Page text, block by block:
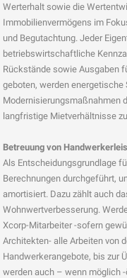
Werterhalt sowie die
Immobilienvermögens im
und Begutachtung. Jeder
betriebswirtschaftliche
Rückstände sowie Ausgaben
geboten, werden energetische
Modernisierungsmaßnahmen
langfristige Mietverhältnisse
Betreuung von
Als Entscheidungsgrundlage
Berechnungen durchgeführt,
amortisiert. Dazu zählt auch
Wohnwertverbesserung.
Xcorp-Mitarbeiter -sofern
Architekten- alle Arbeiten von
Handwerkerangebote, bis zur
werden auch – wenn möglich